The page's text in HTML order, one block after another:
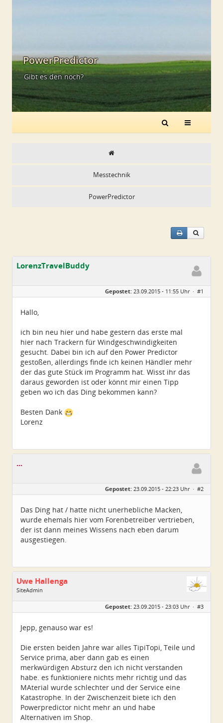
PowerPredictor
Gibt es den noch?
Messtechnik
PowerPredictor
LorenzTravelBuddy
Geschlecht:
keine Angabe
Beiträge:
1
Gepostet: 23.09.2015 - 11:55 Uhr · #1
Hallo,
ich bin neu hier und habe gestern das erste mal
hier nach Trackern für Windgeschwindigkeiten
gesucht. Dabei bin ich auf den Power Predictor
gestoßen, allerdings finde ich keinen Händler mehr
der das gute Stück im Programm hat. Wisst ihr das
daraus geworden ist oder könnt mir einen Tipp
geben wo ich das Ding bekommen kann?
Besten Dank
Lorenz
...
Gepostet: 23.09.2015 - 22:23 Uhr · #2
Das Ding hat / hatte nicht unerhebliche Macken,
wurde ehemals hier vom Forenbetreiber vertrieben,
der ist dann meines Wissens nach eben darum
ausgestiegen.
Uwe Hallenga
SiteAdmin
Geschlecht:
Homepage:
kleinwindanlagen.d…
Dabei seit:
03 / 2005
Gepostet: 23.09.2015 - 23:03 Uhr · #3
Jepp, genauso war es!
Die ersten beiden Jahre war alles TipiTopi, Teile und
Service prima, aber dann gab es einen
merkwürdigen Absturz den ich nicht verstanden
habe. es funktioniere nichts mehr richtig und das
MAterial wurde schlechter und der Service eine
Katastrophe. In der Zwischenzeit biete ich den
Powerpredictor nicht mehr an und habe
Alternativen im Shop.